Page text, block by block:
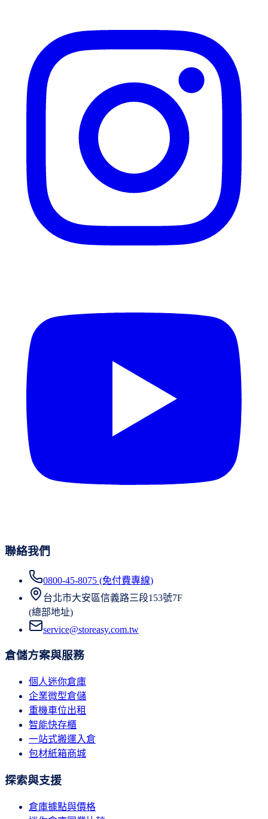
聯絡我們
0800-45-8075 (免付費專線)
台北市大安區信義路三段153號7F
(總部地址)
service@storeasy.com.tw
倉儲方案與服務
個人迷你倉庫
企業微型倉儲
重機車位出租
智能快存櫃
一站式搬運入倉
包材紙箱商城
探索與支援
倉庫據點與價格